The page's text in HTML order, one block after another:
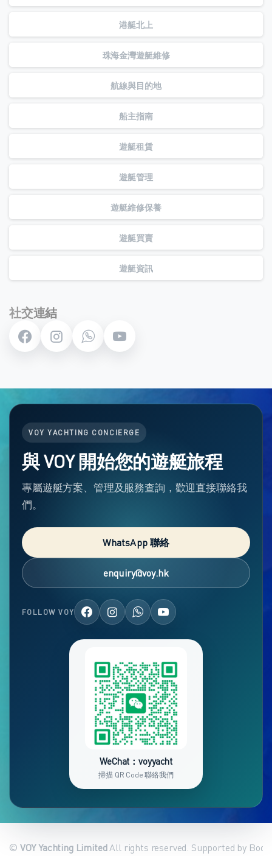
港艇北上
珠海金灣遊艇維修
航線與目的地
船主指南
遊艇租賃
遊艇管理
遊艇維修保養
遊艇買賣
遊艇資訊
社交連結
VOY YACHTING CONCIERGE
與 VOY 開始您的遊艇旅程
專屬遊艇方案、管理及服務查詢，歡迎直接聯絡我
們。
WhatsApp 聯絡
enquiry@voy.hk
FOLLOW VOY
WeChat：voyyacht
掃描 QR Code 聯絡我們
© VOY Yachting LimitedAll rights reserved. Supported by